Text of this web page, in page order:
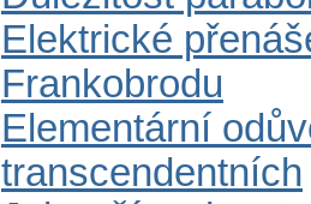
Elektrické
Frankobrodu
Elementární
transcendentních